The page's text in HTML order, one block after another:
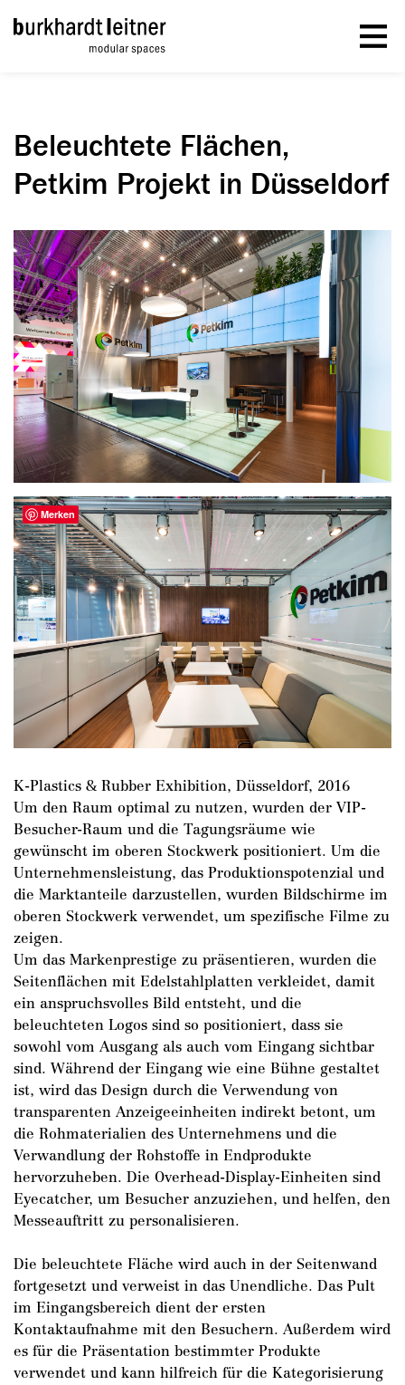
Beleuchtete Flächen,
Petkim Projekt in Düsseldorf
K-Plastics & Rubber Exhibition, Düsseldorf, 2016
Um den Raum optimal zu nutzen, wurden der VIP-
Besucher-Raum und die Tagungsräume wie
gewünscht im oberen Stockwerk positioniert. Um die
Unternehmensleistung, das Produktionspotenzial und
die Marktanteile darzustellen, wurden Bildschirme im
oberen Stockwerk verwendet, um spezifische Filme zu
zeigen.
Um das Markenprestige zu präsentieren, wurden die
Seitenflächen mit Edelstahlplatten verkleidet, damit
ein anspruchsvolles Bild entsteht, und die
beleuchteten Logos sind so positioniert, dass sie
sowohl vom Ausgang als auch vom Eingang sichtbar
sind. Während der Eingang wie eine Bühne gestaltet
ist, wird das Design durch die Verwendung von
transparenten Anzeigeeinheiten indirekt betont, um
die Rohmaterialien des Unternehmens und die
Verwandlung der Rohstoffe in Endprodukte
hervorzuheben. Die Overhead-Display-Einheiten sind
Eyecatcher, um Besucher anzuziehen, und helfen, den
Messeauftritt zu personalisieren.
Die beleuchtete Fläche wird auch in der Seitenwand
fortgesetzt und verweist in das Unendliche. Das Pult
im Eingangsbereich dient der ersten
Kontaktaufnahme mit den Besuchern. Außerdem wird
es für die Präsentation bestimmter Produkte
verwendet und kann hilfreich für die Kategorisierung
Merken